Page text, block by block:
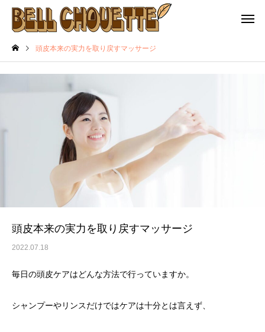
頭皮本来の実力を取り戻すマッサージ
頭皮本来の実力を取り戻すマッサージ
2022.07.18
毎日の頭皮ケアはどんな方法で行っていますか。
シャンプーやリンスだけではケアは十分とは言えず、